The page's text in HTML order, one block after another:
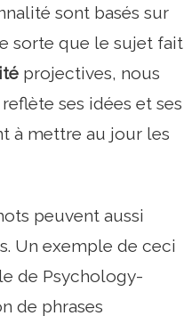
sont basés sur
sorte que le sujet fait
projectives, nous
ses idées et ses
à mettre au jour les
peuvent aussi
Un exemple de ceci
de Psychology-
de phrases